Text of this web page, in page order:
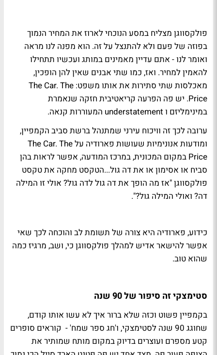
פולקסווגן מצליח במסע הנוכחי לארוז את המחיר הנמוך
בפוזה של פעם ולא להתנצל על זה. הוא מפנה לנו מראה
ואומר לנו - אתם עדיין מאמינים במותג ועכשיו תתחילו
להאמין למחיר. ואז, כמו שתי אבנים שאין להן הופכין,
מאכלסות שתי סתירות את אותו משפט: The Car. The
Price. יש פה הפרעה קריאטיבית חזקה שנאמרת
במינימליזם ו understatement המעוררות קנאה.
ערובה לכך זה וויכוח עירני שמתנהל ברשת סביב הקמפיין,
ומודעות אנונימיות שעושות פארודיה על The Car. The
Price במקום המכונית, במרכז המודעה, אפשר לראות בהן
סביח או אסימון או את דה גול...הטקסט מחקה את טקסט
פולקסווגן "אז מה הופך את דה גול לדה גול? אולי זו המילה
דה? ואולי המילה גול?".
כידוע, פארודיה היא צורה של תשומת לב והוכחה לכך שאי
אפשר להישאר אדיש למהלך פולקסווגן כי, ושב, מרגיז כמה
שהוא טוב.
סטימצקי זה סיפור של 90 שנה
בקמפיין פשוט וכזה שלא ברור איך לא עשו אותו קודם,
שחוגג 90 שנה לסטימצקי, ו'חג ספר שמח' - קוראים סופרים
קטע מספרם ועוצרים בדיוק במקום מותח שמותיר את